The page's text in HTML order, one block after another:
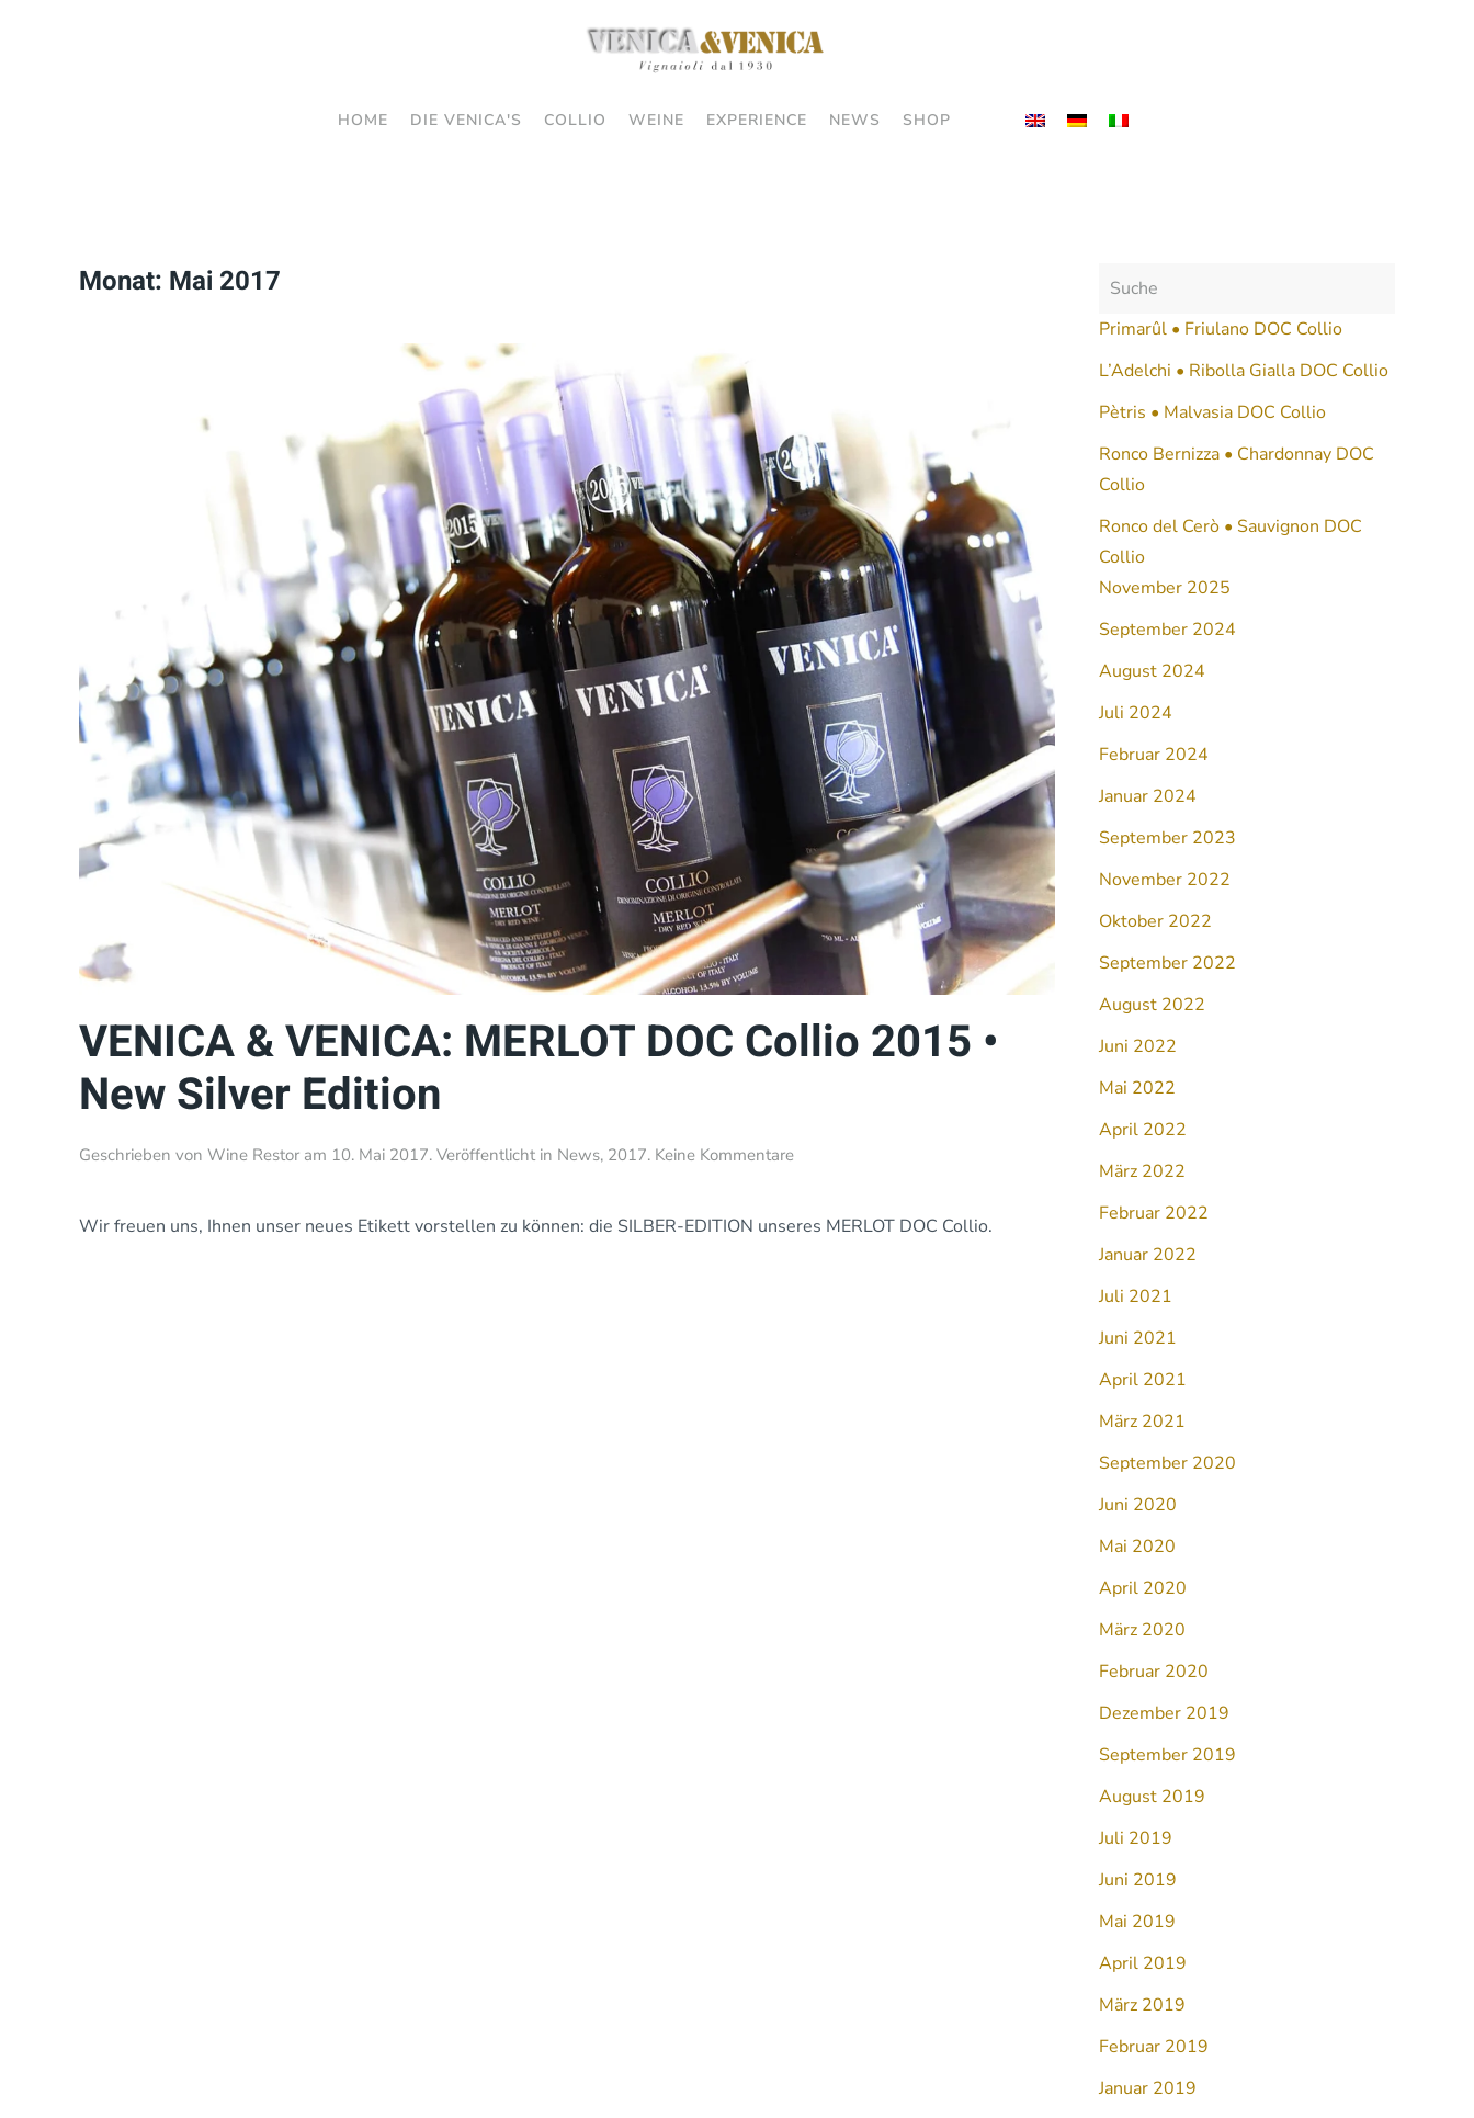
HOME DIE VENICA'S COLLIO WEINE EXPERIENCE NEWS SHOP
Monat: Mai 2017
VENICA & VENICA: MERLOT DOC Collio 2015 •
New Silver Edition
Geschrieben von Wine Restor am 10. Mai 2017. Veröffentlicht in News, 2017. Keine Kommentarezu
VENICA:
Wir freuen uns, Ihnen unser neues Etikett vorstellen zu können: die SILBER-EDITION unseres MERLOT DOC Collio.
Primarûl • Friulano DOC Collio
L’Adelchi • Ribolla Gialla DOC Collio
Pètris • Malvasia DOC Collio
Ronco Bernizza • Chardonnay DOC
Collio
Ronco del Cerò • Sauvignon DOC
Collio
November 2025
September 2024
August 2024
Juli 2024
Februar 2024
Januar 2024
September 2023
November 2022
Oktober 2022
September 2022
August 2022
Juni 2022
Mai 2022
April 2022
März 2022
Februar 2022
Januar 2022
Juli 2021
Juni 2021
April 2021
März 2021
September 2020
Juni 2020
Mai 2020
April 2020
März 2020
Februar 2020
Dezember 2019
September 2019
August 2019
Juli 2019
Juni 2019
Mai 2019
April 2019
März 2019
Februar 2019
Januar 2019